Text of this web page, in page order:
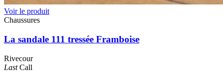
Voir le produit
Chaussures
La sandale 111 tressée Framboise
Rivecour
LastCall